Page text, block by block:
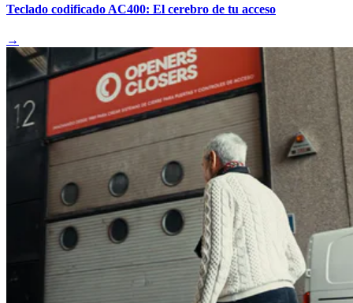
Teclado codificado AC400: El cerebro de tu acceso
→